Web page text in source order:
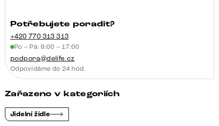
Potřebujete poradit?
+420 770 313 313
Po – Pá: 9:00 – 17:00
podpora@delife.cz
Odpovídáme do 24 hod.
Zařazeno v kategoriích
Jídelní židle